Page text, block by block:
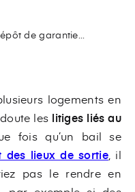
de garantie...
logements en
les litiges liés au
fois qu’un bail se
des lieux de sortie, il
pas le rendre en